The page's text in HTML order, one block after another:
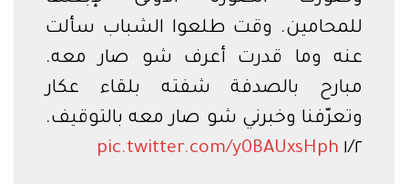
للمحامين. وقت طلعوا الشباب سألت
عنه وما قدرت أعرف شو صار معه.
مبارح بالصدفة شفته بلقاء عكار
وتعرّفنا وخبرني شو صار معه بالتوقيف.
١/٢ pic.twitter.com/y0BAUxsHph